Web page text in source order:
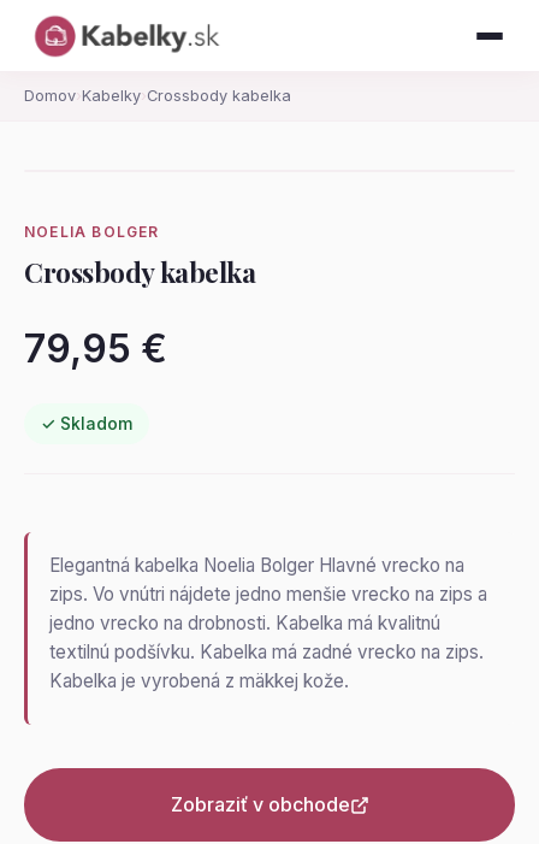
Domov› Kabelky› Crossbody kabelka
NOELIA BOLGER
Crossbody kabelka
79,95 €
✓ Skladom
Elegantná kabelka Noelia Bolger Hlavné vrecko na
zips. Vo vnútri nájdete jedno menšie vrecko na zips a
jedno vrecko na drobnosti. Kabelka má kvalitnú
textilnú podšívku. Kabelka má zadné vrecko na zips.
Kabelka je vyrobená z mäkkej kože.
Zobraziť v obchode